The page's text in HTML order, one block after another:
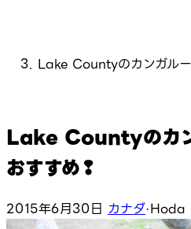
Lake Countyのカンガル
Lake Countyのカ
おすすめ❢
2015年6月30日 カナダ·Hoda